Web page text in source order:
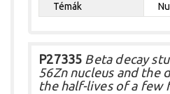
Témák
P27335 Beta decay
56Zn nucleus and the
the half-lives of a few